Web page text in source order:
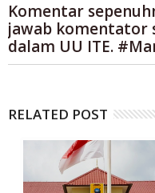
Komentar
jawab komentator
dalam UU ITE.
RELATED POST